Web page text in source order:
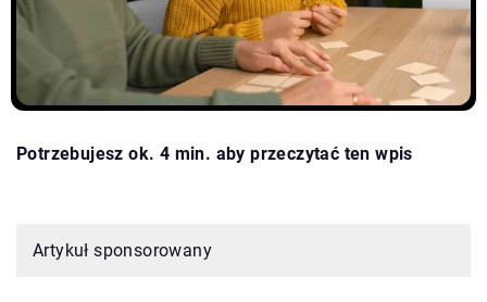
Potrzebujesz ok. 4 min. aby przeczytać ten wpis
Artykuł sponsorowany